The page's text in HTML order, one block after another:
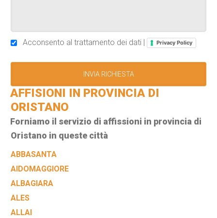
Acconsento al trattamento dei dati | Privacy Policy
AFFISIONI IN PROVINCIA DI
ORISTANO
Forniamo il servizio di affissioni in provincia di
Oristano in queste città
ABBASANTA
AIDOMAGGIORE
ALBAGIARA
ALES
ALLAI